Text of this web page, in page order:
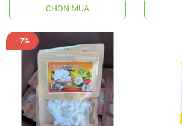
CHỌN MUA
- 7%